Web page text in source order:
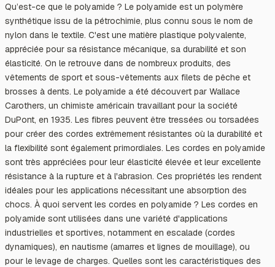
Qu’est-ce que le polyamide ? Le polyamide est un polymère
synthétique issu de la pétrochimie, plus connu sous le nom de
nylon dans le textile. C'est une matière plastique polyvalente,
appréciée pour sa résistance mécanique, sa durabilité et son
élasticité. On le retrouve dans de nombreux produits, des
vêtements de sport et sous-vêtements aux filets de pêche et
brosses à dents. Le polyamide a été découvert par Wallace
Carothers, un chimiste américain travaillant pour la société
DuPont, en 1935. Les fibres peuvent être tressées ou torsadées
pour créer des cordes extrêmement résistantes où la durabilité et
la flexibilité sont également primordiales. Les cordes en polyamide
sont très appréciées pour leur élasticité élevée et leur excellente
résistance à la rupture et à l'abrasion. Ces propriétés les rendent
idéales pour les applications nécessitant une absorption des
chocs. À quoi servent les cordes en polyamide ? Les cordes en
polyamide sont utilisées dans une variété d'applications
industrielles et sportives, notamment en escalade (cordes
dynamiques), en nautisme (amarres et lignes de mouillage), ou
pour le levage de charges. Quelles sont les caractéristiques des